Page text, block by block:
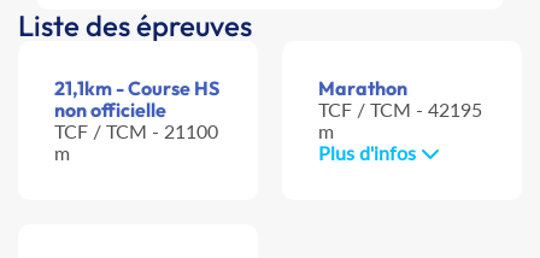
Liste des épreuves
21,1km - Course HS
non officielle
TCF / TCM - 21100
m
Marathon
TCF / TCM - 42195
m
Plus d'infos